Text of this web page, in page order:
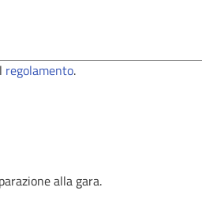
regolamento.
alla gara.